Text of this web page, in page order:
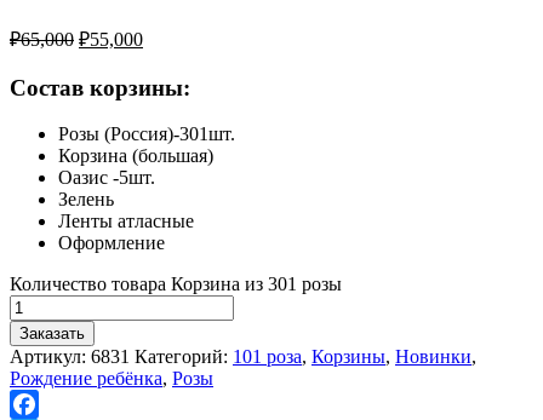
₽65,000 ₽55,000
Состав корзины:
Розы (Россия)-301шт.
Корзина (большая)
Оазис -5шт.
Зелень
Ленты атласные
Оформление
Количество товара Корзина из 301 розы
Заказать
Артикул: 6831 Категорий: 101 роза, Корзины, Новинки,
Рождение ребёнка, Розы